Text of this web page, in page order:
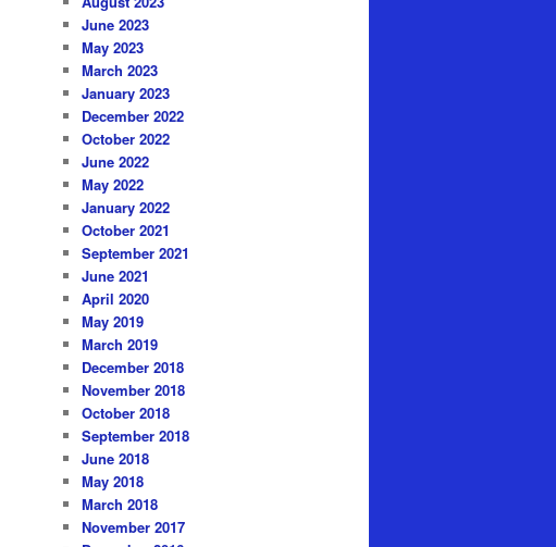
June 2023
May 2023
March 2023
January 2023
December 2022
October 2022
June 2022
May 2022
January 2022
October 2021
September 2021
June 2021
April 2020
May 2019
March 2019
December 2018
November 2018
October 2018
September 2018
June 2018
May 2018
March 2018
November 2017